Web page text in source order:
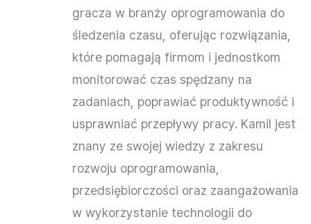
gracza w branży oprogramowania do
śledzenia czasu, oferując rozwiązania,
które pomagają firmom i jednostkom
monitorować czas spędzany na
zadaniach, poprawiać produktywność i
usprawniać przepływy pracy. Kamil jest
znany ze swojej wiedzy z zakresu
rozwoju oprogramowania,
przedsiębiorczości oraz zaangażowania
w wykorzystanie technologii do